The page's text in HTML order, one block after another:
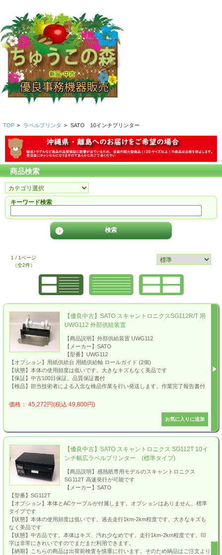
TOP > ラベルプリンタ > SATO 10インチプリンター
商品検索
キーワード検索
1 / 1ページ
（全2件）
【優良中古】SATO スキャントロニクスSG112R/T 用
UWG112 外部供給装置
【商品説明】外部供給装置 UWG112
【メーカー】SATO
【型番】UWG112
【オプション】用紙供給台 用紙供給軸 ロールガイド (2個)
【状態】本体の使用頻度は低いです。大きなキズもなく美品です
【保証】中古100日保証。品質保証書付
【検品】担当技術者による入念な検品作業を行い発送します。作業完了報告書付
価格： 45,272円(税込 49,800円)
【優良中古】SATO スキャントロニクス SG112T 10イ
ンチ幅広ラベルプリンター (標準タイプ)
【商品説明】感熱紙専用モデルのスキャントロニクス
SG112T 高速発行が可能です
【メーカー】SATO
【型番】SG112T
【オプション】本体とACケーブルが付属します。オプションはありません。標準
タイプです
【状態】本体の使用頻度は低いです。過去走行1km-2km程度です。大きなキズも
なく美品です
【状態】中古品です。本体はキズ、汚れ少なめです。走行1km-2km程度です。印
字は非常にきれいですのでまだまだ利用できます。
【納期】こちらの商品は出荷前検査を慎重に行います。そのため納品はご注文より